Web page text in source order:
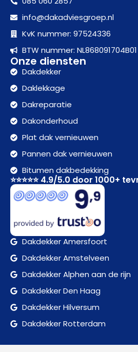
info@dakadviesgroep.nl
KvK nummer: 97524336
BTW nummer: NL868091704B01
Onze diensten
Dakdekker
Daklekkage
Dakreparatie
Dakonderhoud
Plat dak vernieuwen
Pannen dak vernieuwen
Bitumen dakbedekking
⭐⭐⭐⭐⭐ 4.9/5.0 door 1000+
Dakdekker Amersfoort
Dakdekker Amstelveen
Dakdekker Alphen aan de rijn
Dakdekker Den Haag
Dakdekker Hilversum
Dakdekker Rotterdam